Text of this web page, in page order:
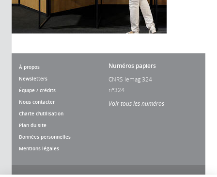
À propos
Newsletters
Équipe / crédits
Nous contacter
Charte d'utilisation
Plan du site
Données personnelles
Mentions légales
Numéros papiers
CNRS lemag 324
n°324
Voir tous les numéros